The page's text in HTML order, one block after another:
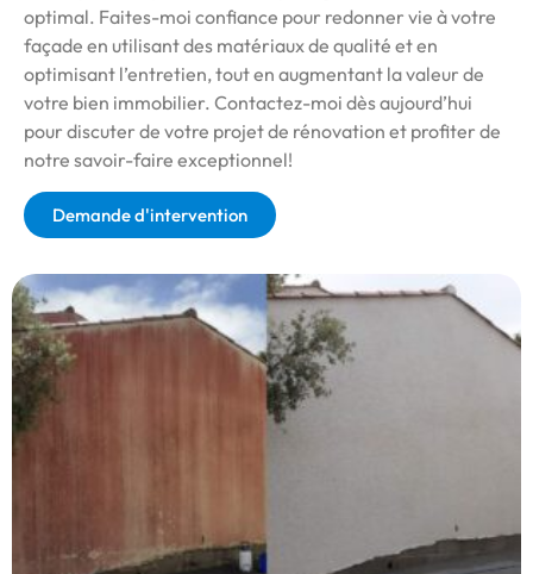
optimal. Faites-moi confiance pour redonner vie à votre
façade en utilisant des matériaux de qualité et en
optimisant l’entretien, tout en augmentant la valeur de
votre bien immobilier. Contactez-moi dès aujourd’hui
pour discuter de votre projet de rénovation et profiter de
notre savoir-faire exceptionnel!
Demande d'intervention